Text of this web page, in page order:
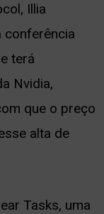
Illia
conferência
terá
Nvidia,
que o preço
alta de
Tasks, uma